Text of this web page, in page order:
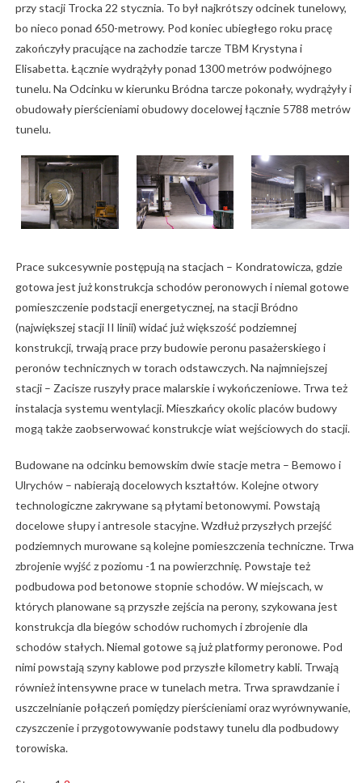
przy stacji Trocka 22 stycznia. To był najkrótszy odcinek tunelowy,
bo nieco ponad 650-metrowy. Pod koniec ubiegłego roku pracę
zakończyły pracujące na zachodzie tarcze TBM Krystyna i
Elisabetta. Łącznie wydrążyły ponad 1300 metrów podwójnego
tunelu. Na Odcinku w kierunku Bródna tarcze pokonały, wydrążyły i
obudowały pierścieniami obudowy docelowej łącznie 5788 metrów
tunelu.
Prace sukcesywnie postępują na stacjach – Kondratowicza, gdzie
gotowa jest już konstrukcja schodów peronowych i niemal gotowe
pomieszczenie podstacji energetycznej, na stacji Bródno
(największej stacji II linii) widać już większość podziemnej
konstrukcji, trwają prace przy budowie peronu pasażerskiego i
peronów technicznych w torach odstawczych. Na najmniejszej
stacji – Zacisze ruszyły prace malarskie i wykończeniowe. Trwa też
instalacja systemu wentylacji. Mieszkańcy okolic placów budowy
mogą także zaobserwować konstrukcje wiat wejściowych do stacji.
Budowane na odcinku bemowskim dwie stacje metra – Bemowo i
Ulrychów – nabierają docelowych kształtów. Kolejne otwory
technologiczne zakrywane są płytami betonowymi. Powstają
docelowe słupy i antresole stacyjne. Wzdłuż przyszłych przejść
podziemnych murowane są kolejne pomieszczenia techniczne. Trwa
zbrojenie wyjść z poziomu -1 na powierzchnię. Powstaje też
podbudowa pod betonowe stopnie schodów. W miejscach, w
których planowane są przyszłe zejścia na perony, szykowana jest
konstrukcja dla biegów schodów ruchomych i zbrojenie dla
schodów stałych. Niemal gotowe są już platformy peronowe. Pod
nimi powstają szyny kablowe pod przyszłe kilometry kabli. Trwają
również intensywne prace w tunelach metra. Trwa sprawdzanie i
uszczelnianie połączeń pomiędzy pierścieniami oraz wyrównywanie,
czyszczenie i przygotowywanie podstawy tunelu dla podbudowy
torowiska.